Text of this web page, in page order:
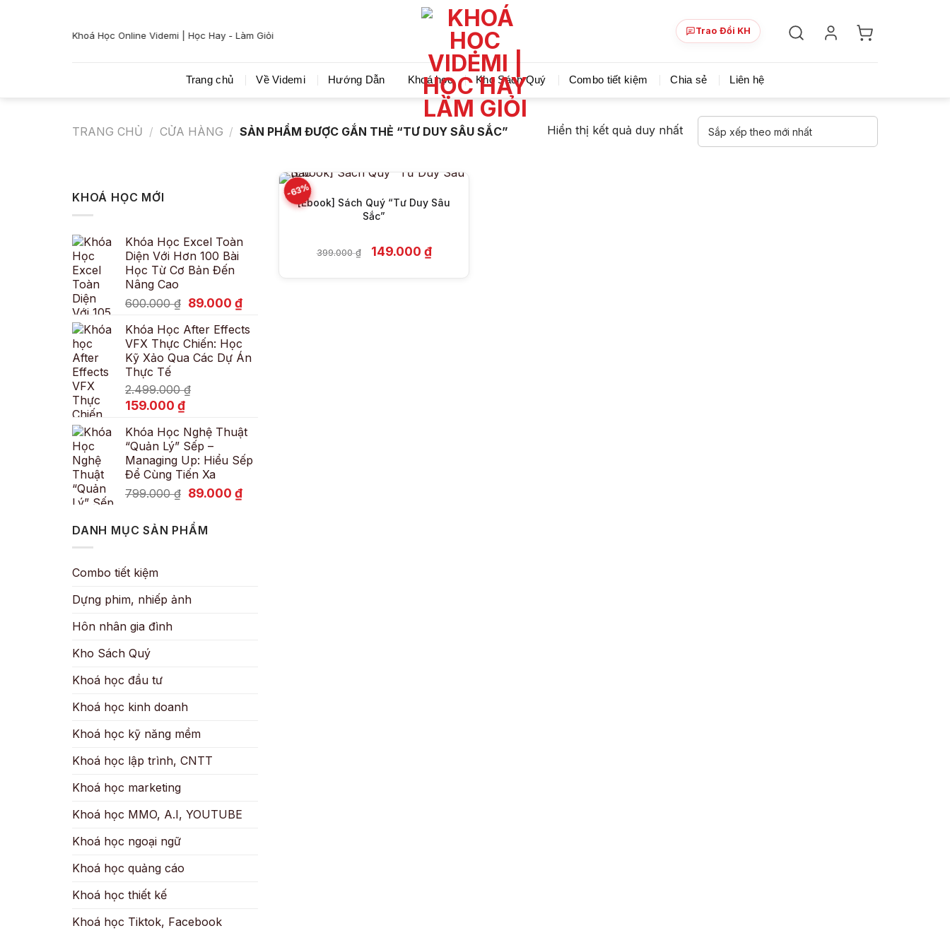
Khoá Học Online Videmi | Học Hay - Làm Giỏi Videmi giúp bạn học tiết kiệm và tiến bộ hơn mỗi ngày! Chia sẻ khoá học giá rẻ cho những ai hạn hẹp
Trao Đổi KH
Trang chủ Về Videmi Hướng Dẫn Khoá học Kho Sách Quý Combo tiết kiệm Chia sẻ Liên hệ
TRANG CHỦ / CỬA HÀNG / SẢN PHẨM ĐƯỢC GẮN THẺ “TƯ DUY SÂU SẮC” Hiển thị kết quả duy nhất
KHOÁ HỌC MỚI
Khóa Học Excel Toàn
Diện Với Hơn 100 Bài
Học Từ Cơ Bản Đến
Nâng Cao
600.000₫ Giá
là:
600.000 ₫.
89.000 ₫Giá
tại
là:
89.000 ₫.
Khóa Học After Effects
VFX Thực Chiến: Học
Kỹ Xảo Qua Các Dự Án
Thực Tế
2.499.000₫
Giá
là:
2.499.000 ₫.
159.000 ₫Giá
tại
là:
159.000 ₫.
Khóa Học Nghệ Thuật
“Quản Lý” Sếp –
Managing Up: Hiểu Sếp
Để Cùng Tiến Xa
799.000₫ Giá
là:
799.000 ₫.
89.000 ₫Giá
DANH MỤC SẢN PHẨM
Combo tiết kiệm
Dựng phim, nhiếp ảnh
Hôn nhân gia đình
Kho Sách Quý
Khoá học đầu tư
Khoá học kinh doanh
Khoá học kỹ năng mềm
Khoá học lập trình, CNTT
Khoá học marketing
Khoá học MMO, A.I, YOUTUBE
Khoá học ngoại ngữ
Khoá học quảng cáo
Khoá học thiết kế
Khoá học Tiktok, Facebook
-63%
[Ebook] Sách Quý “Tư Duy Sâu
Sắc”
399.000₫ Giá
149.000 ₫Giá
hiện